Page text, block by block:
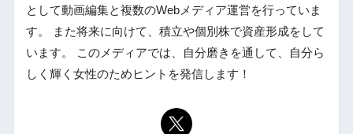
として動画編集と複数のWebメディア運営を行っていま
す。 また将来に向けて、積立や個別株で資産形成をして
います。 このメディアでは、自分磨きを通して、自分ら
しく輝く女性のためヒントを発信します！